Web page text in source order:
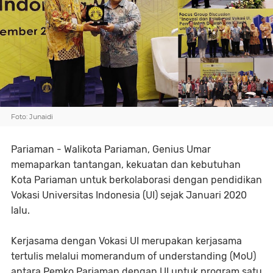
Foto: Junaidi
Pariaman - Walikota Pariaman, Genius Umar
memaparkan tantangan, kekuatan dan kebutuhan
Kota Pariaman untuk berkolaborasi dengan pendidikan
Vokasi Universitas Indonesia (UI) sejak Januari 2020
lalu.
Kerjasama dengan Vokasi UI merupakan kerjasama
tertulis melalui momerandum of understanding (MoU)